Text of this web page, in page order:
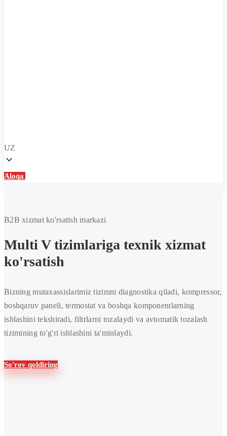
UZ
Aloqa
tizimlarini
ta'mirlash
va
xizmat
ko'rsatish
B2B xizmat ko'rsatish markazi
Multi V tizimlariga texnik xizmat
ko'rsatish
Bizning mutaxassislarimiz tizimni diagnostika qiladi, kompressor,
boshqaruv paneli, termostat va boshqa komponentlarning
ishlashini tekshiradi, filtrlarni tozalaydi va avtomatik tozalash
tizimining to'g'ri ishlashini ta'minlaydi.
So'rov qoldiring